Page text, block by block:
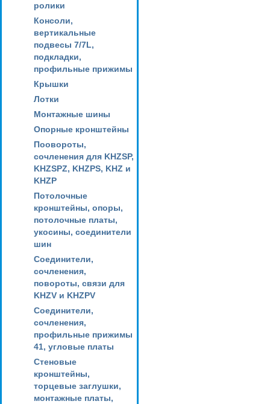
ролики
Консоли,
вертикальные
подвесы 7/7L,
подкладки,
профильные прижимы
Крышки
Лотки
Монтажные шины
Опорные кронштейны
Поовороты,
сочленения для KHZSP,
KHZSPZ, KHZPS, KHZ и
KHZP
Потолочные
кронштейны, опоры,
потолочные платы,
укосины, соединители
шин
Соединители,
сочленения,
повороты, связи для
KHZV и KHZPV
Соединители,
сочленения,
профильные прижимы
41, угловые платы
Стеновые
кронштейны,
торцевые заглушки,
монтажные платы,